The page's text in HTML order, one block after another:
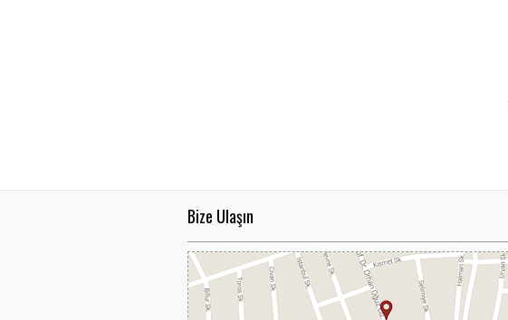
Bize Ulaşın